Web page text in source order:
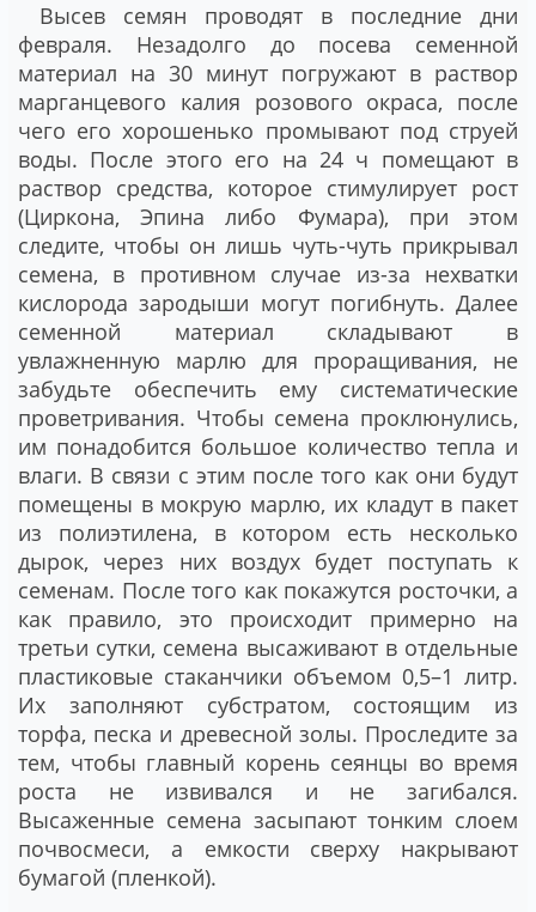
Высев семян проводят в последние дни
февраля. Незадолго до посева семенной
материал на 30 минут погружают в раствор
марганцевого калия розового окраса, после
чего его хорошенько промывают под струей
воды. После этого его на 24 ч помещают в
раствор средства, которое стимулирует рост
(Циркона, Эпина либо Фумара), при этом
следите, чтобы он лишь чуть-чуть прикрывал
семена, в противном случае из-за нехватки
кислорода зародыши могут погибнуть. Далее
семенной материал складывают в
увлажненную марлю для проращивания, не
забудьте обеспечить ему систематические
проветривания. Чтобы семена проклюнулись,
им понадобится большое количество тепла и
влаги. В связи с этим после того как они будут
помещены в мокрую марлю, их кладут в пакет
из полиэтилена, в котором есть несколько
дырок, через них воздух будет поступать к
семенам. После того как покажутся росточки, а
как правило, это происходит примерно на
третьи сутки, семена высаживают в отдельные
пластиковые стаканчики объемом 0,5–1 литр.
Их заполняют субстратом, состоящим из
торфа, песка и древесной золы. Проследите за
тем, чтобы главный корень сеянцы во время
роста не извивался и не загибался.
Высаженные семена засыпают тонким слоем
почвосмеси, а емкости сверху накрывают
бумагой (пленкой).